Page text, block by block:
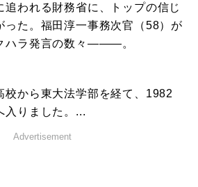
われる財務省に、トップの信じ
った。福田淳一事務次官（58）が
ハラ発言の数々―――。
校から東大法学部を経て、1982
入りました。...
Advertisement